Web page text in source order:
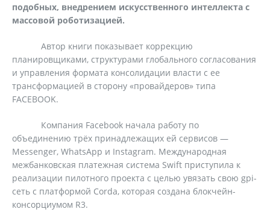
подобных, внедрением искусственного интеллекта с
массовой роботизацией.
Автор книги показывает коррекцию
планировщиками, структурами глобального согласования
и управления формата консолидации власти с ее
трансформацией в сторону «провайдеров» типа
FACEBOOK.
Компания Facebook начала работу по
объединению трёх принадлежащих ей сервисов —
Messenger, WhatsApp и Instagram. Международная
межбанковская платежная система Swift приступила к
реализации пилотного проекта с целью увязать свою gpi-
сеть с платформой Corda, которая создана блокчейн-
консорциумом R3.